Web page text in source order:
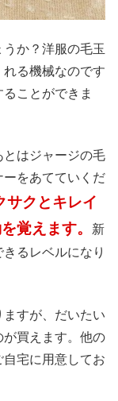
か？洋服の毛玉
る機械なのです
ことができま
とはジャージの毛
をあてていくだ
サクとキレイ
覚えます。
新
るレベルになり
すが、だいたい
買えます。他の
宅に用意してお